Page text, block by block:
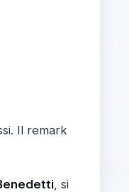
Il remark
, si